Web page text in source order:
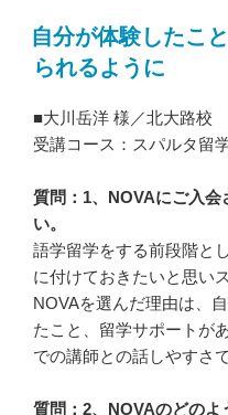
自分が体験したこ
られるように
■大川岳洋 様／北大路校
受講コース：スパルタ留
質問：1、NOVAにご入会
い。
語学留学をする前段階と
に付けておきたいと思い
NOVAを選んだ理由は、
たこと、留学サポートが
での講師との話しやすさ
質問：2、NOVAのどの